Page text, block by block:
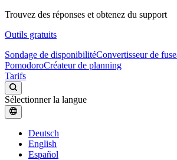
Trouvez des réponses et obtenez du support
Outils gratuits
Sondage de disponibilitéConvertisseur de
PomodoroCréateur de planning
Tarifs
Sélectionner la langue
Deutsch
English
Español